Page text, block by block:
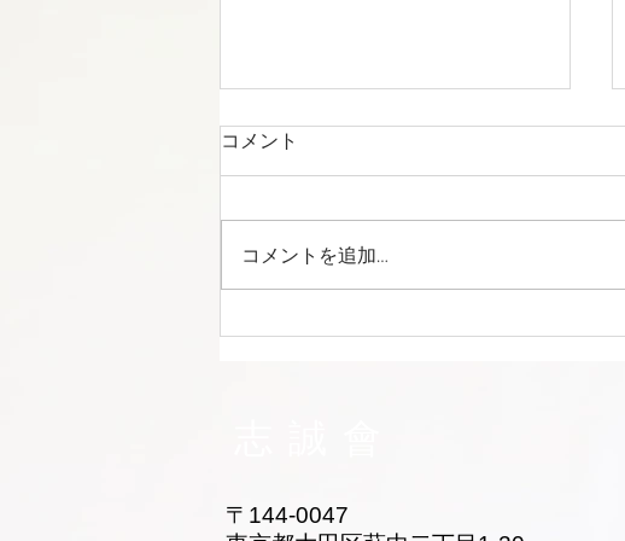
コメント
コメントを追加…
〒144-0047